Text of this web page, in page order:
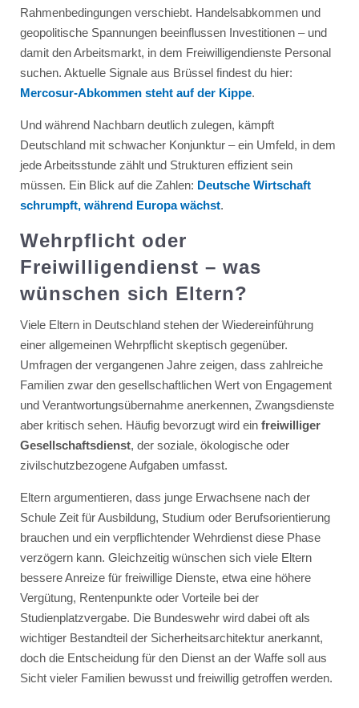
Rahmenbedingungen verschiebt. Handelsabkommen und
geopolitische Spannungen beeinflussen Investitionen – und
damit den Arbeitsmarkt, in dem Freiwilligendienste Personal
suchen. Aktuelle Signale aus Brüssel findest du hier:
Mercosur-Abkommen steht auf der Kippe.
Und während Nachbarn deutlich zulegen, kämpft
Deutschland mit schwacher Konjunktur – ein Umfeld, in dem
jede Arbeitsstunde zählt und Strukturen effizient sein
müssen. Ein Blick auf die Zahlen: Deutsche Wirtschaft
schrumpft, während Europa wächst.
Wehrpflicht oder
Freiwilligendienst – was
wünschen sich Eltern?
Viele Eltern in Deutschland stehen der Wiedereinführung
einer allgemeinen Wehrpflicht skeptisch gegenüber.
Umfragen der vergangenen Jahre zeigen, dass zahlreiche
Familien zwar den gesellschaftlichen Wert von Engagement
und Verantwortungsübernahme anerkennen, Zwangsdienste
aber kritisch sehen. Häufig bevorzugt wird ein freiwilliger
Gesellschaftsdienst, der soziale, ökologische oder
zivilschutzbezogene Aufgaben umfasst.
Eltern argumentieren, dass junge Erwachsene nach der
Schule Zeit für Ausbildung, Studium oder Berufsorientierung
brauchen und ein verpflichtender Wehrdienst diese Phase
verzögern kann. Gleichzeitig wünschen sich viele Eltern
bessere Anreize für freiwillige Dienste, etwa eine höhere
Vergütung, Rentenpunkte oder Vorteile bei der
Studienplatzvergabe. Die Bundeswehr wird dabei oft als
wichtiger Bestandteil der Sicherheitsarchitektur anerkannt,
doch die Entscheidung für den Dienst an der Waffe soll aus
Sicht vieler Familien bewusst und freiwillig getroffen werden.